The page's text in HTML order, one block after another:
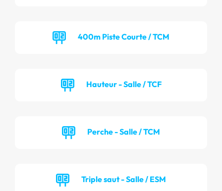
400m Piste Courte / TCM
Hauteur - Salle / TCF
Perche - Salle / TCM
Triple saut - Salle / ESM